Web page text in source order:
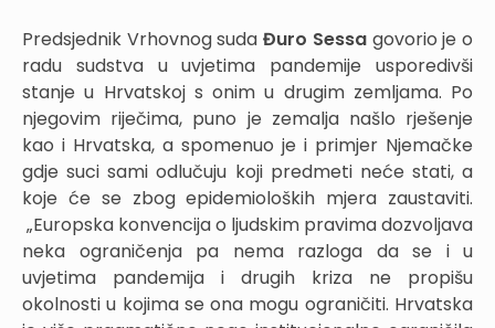
Predsjednik Vrhovnog sudaĐuro Sessa govorio je o
radu sudstva u uvjetima pandemije usporedivši
stanje u Hrvatskoj s onim u drugim zemljama. Po
njegovim riječima, puno je zemalja našlo rješenje
kao i Hrvatska, a spomenuo je i primjer Njemačke
gdje suci sami odlučuju koji predmeti neće stati, a
koje će se zbog epidemioloških mjera zaustaviti.
„Europska konvencija o ljudskim pravima dozvoljava
neka ograničenja pa nema razloga da se i u
uvjetima pandemija i drugih kriza ne propišu
okolnosti u kojima se ona mogu ograničiti. Hrvatska